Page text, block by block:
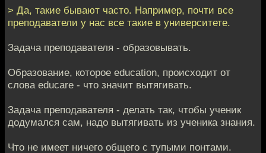
> Да, такие бывают часто. Например, почти все
преподаватели у нас все такие в университете.
Задача преподавателя - образовывать.
Образование, которое education, происходит от
слова educare - что значит вытягивать.
Задача преподавателя - делать так, чтобы ученик
додумался сам, надо вытягивать из ученика знания.
Что не имеет ничего общего с тупыми понтами.